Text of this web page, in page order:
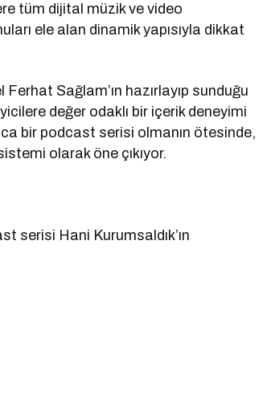
tüm dijital müzik ve video
ele alan dinamik yapısıyla dikkat
Sağlam’ın hazırlayıp sunduğu
değer odaklı bir içerik deneyimi
bir podcast serisi olmanın ötesinde,
olarak öne çıkıyor.
serisi Hani Kurumsaldık’ın